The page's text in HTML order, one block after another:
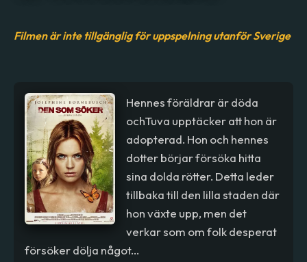
Filmen är inte tillgänglig för uppspelning utanför Sverige
Hennes föräldrar är döda
ochTuva upptäcker att hon är
adopterad. Hon och hennes
dotter börjar försöka hitta
sina dolda rötter. Detta leder
tillbaka till den lilla staden där
hon växte upp, men det
verkar som om folk desperat
försöker dölja något...